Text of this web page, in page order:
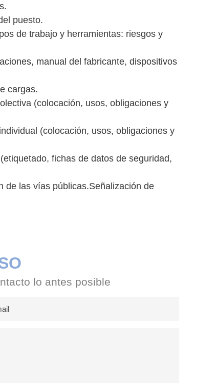
puesto.
de trabajo y herramientas: riesgos y
manual del fabricante, dispositivos
cargas.
(colocación, usos, obligaciones y
(colocación, usos, obligaciones y
fichas de datos de seguridad,
de las vías públicas.Señalización de
lo antes posible